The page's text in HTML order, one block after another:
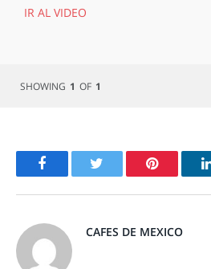
IR AL VIDEO
SHOWING 1 OF 1
Facebook Pinterest
CAFES DE MEXICO